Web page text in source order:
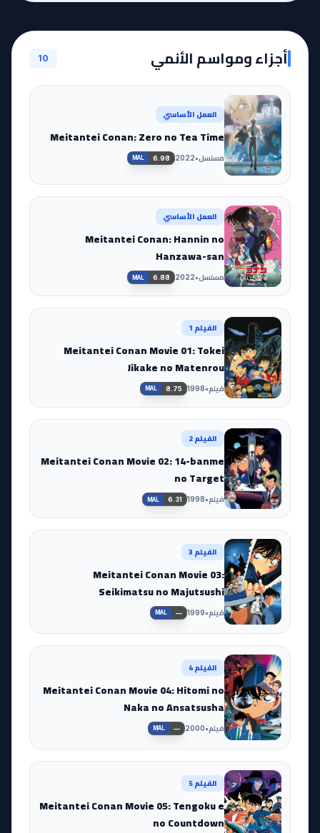
أجزاء ومواسم الأنمي 10
العمل الأساسي
Meitantei Conan: Zero no Tea Time
مسلسل•
2022
MAL 6.98
العمل الأساسي
Meitantei Conan: Hannin no
Hanzawa-san
مسلسل•
2022
MAL 6.88
الفيلم 1
Meitantei Conan Movie 01: Tokei
Jikake no Matenrou
فيلم•
1998
MAL 8.75
الفيلم 2
Meitantei Conan Movie 02: 14-banme
no Target
فيلم•
1998
MAL 6.31
الفيلم 3
Meitantei Conan Movie 03:
Seikimatsu no Majutsushi
فيلم•
1999
MAL —
الفيلم 4
Meitantei Conan Movie 04: Hitomi no
Naka no Ansatsusha
فيلم•
2000
MAL —
الفيلم 5
Meitantei Conan Movie 05: Tengoku e
no Countdown